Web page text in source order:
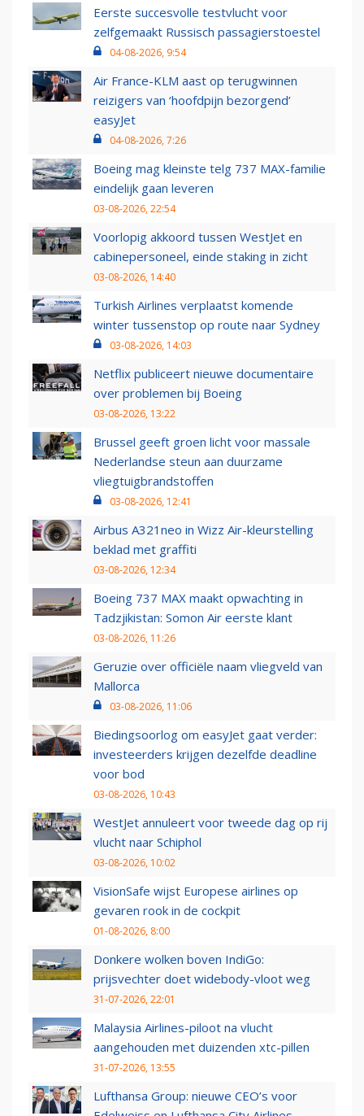
Eerste succesvolle testvlucht voor
zelfgemaakt Russisch passagierstoestel
04-08-2026, 9:54
Air France-KLM aast op terugwinnen
reizigers van ‘hoofdpijn bezorgend’
easyJet
04-08-2026, 7:26
Boeing mag kleinste telg 737 MAX-familie
eindelijk gaan leveren
03-08-2026, 22:54
Voorlopig akkoord tussen WestJet en
cabinepersoneel, einde staking in zicht
03-08-2026, 14:40
Turkish Airlines verplaatst komende
winter tussenstop op route naar Sydney
03-08-2026, 14:03
Netflix publiceert nieuwe documentaire
over problemen bij Boeing
03-08-2026, 13:22
Brussel geeft groen licht voor massale
Nederlandse steun aan duurzame
vliegtuigbrandstoffen
03-08-2026, 12:41
Airbus A321neo in Wizz Air-kleurstelling
beklad met graffiti
03-08-2026, 12:34
Boeing 737 MAX maakt opwachting in
Tadzjikistan: Somon Air eerste klant
03-08-2026, 11:26
Geruzie over officiële naam vliegveld van
Mallorca
03-08-2026, 11:06
Biedingsoorlog om easyJet gaat verder:
investeerders krijgen dezelfde deadline
voor bod
03-08-2026, 10:43
WestJet annuleert voor tweede dag op rij
vlucht naar Schiphol
03-08-2026, 10:02
VisionSafe wijst Europese airlines op
gevaren rook in de cockpit
01-08-2026, 8:00
Donkere wolken boven IndiGo:
prijsvechter doet widebody-vloot weg
31-07-2026, 22:01
Malaysia Airlines-piloot na vlucht
aangehouden met duizenden xtc-pillen
31-07-2026, 13:55
Lufthansa Group: nieuwe CEO’s voor